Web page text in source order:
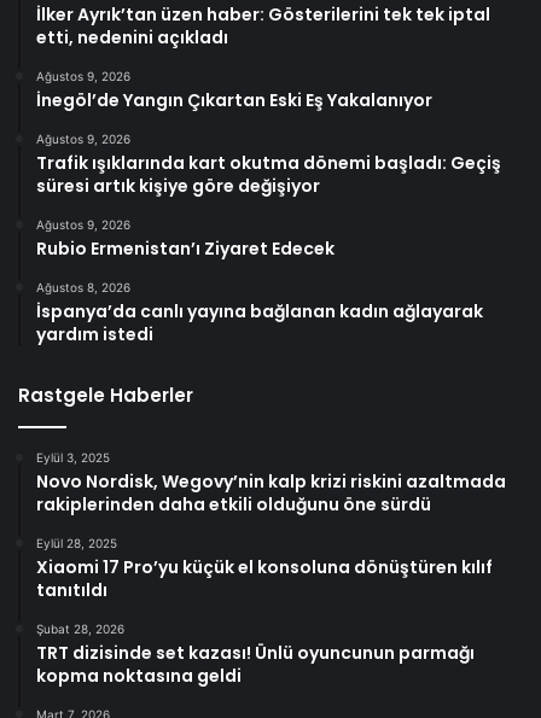
İlker Ayrık’tan üzen haber: Gösterilerini tek tek iptal
etti, nedenini açıkladı
Ağustos 9, 2026
İnegöl’de Yangın Çıkartan Eski Eş Yakalanıyor
Ağustos 9, 2026
Trafik ışıklarında kart okutma dönemi başladı: Geçiş
süresi artık kişiye göre değişiyor
Ağustos 9, 2026
Rubio Ermenistan’ı Ziyaret Edecek
Ağustos 8, 2026
İspanya’da canlı yayına bağlanan kadın ağlayarak
yardım istedi
Rastgele Haberler
Eylül 3, 2025
Novo Nordisk, Wegovy’nin kalp krizi riskini azaltmada
rakiplerinden daha etkili olduğunu öne sürdü
Eylül 28, 2025
Xiaomi 17 Pro’yu küçük el konsoluna dönüştüren kılıf
tanıtıldı
Şubat 28, 2026
TRT dizisinde set kazası! Ünlü oyuncunun parmağı
kopma noktasına geldi
Mart 7, 2026